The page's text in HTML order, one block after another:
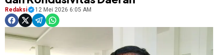
Redaksi 12 Mei 2026 6:05 AM